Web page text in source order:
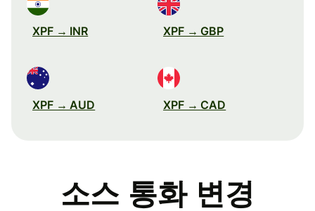
XPF → INR XPF → GBP
XPF → AUD XPF → CAD
소스 통화 변경